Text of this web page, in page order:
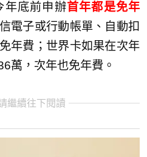
年底前申辦首年都是免年
電子或行動帳單、自動扣
年費；世界卡如果在次年
萬，次年也免年費。
繼續往下閱讀